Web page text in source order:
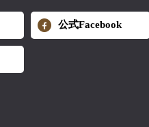
公式Facebook